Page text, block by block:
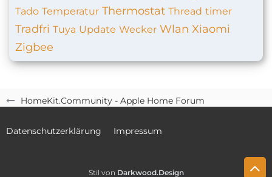
HomeKit.Community - Apple Home Forum
Tado Temperatur Thermostat Thread timer
Tradfri Tuya Update Wecker Wlan Xiaomi
Zigbee
Datenschutzerklärung Impressum
Stil von Darkwood.Design